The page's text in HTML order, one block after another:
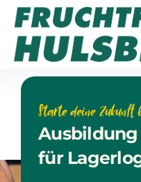
Starte deine Zukunft
für